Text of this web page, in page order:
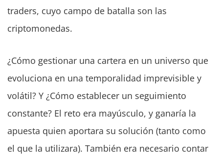
traders, cuyo campo de batalla son las
criptomonedas.
¿Cómo gestionar una cartera en un universo que
evoluciona en una temporalidad imprevisible y
volátil? Y ¿Cómo establecer un seguimiento
constante? El reto era mayúsculo, y ganaría la
apuesta quien aportara su solución (tanto como
el que la utilizara). También era necesario contar